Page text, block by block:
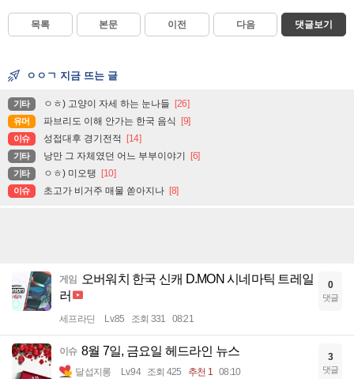
목록 본문 이전 다음 댓글보기
ㅇㅇㄱ 지금 뜨는 글
기타 ㅇㅎ) 고양이 자세 하는 눈나들 [26]
유머 파브리도 이해 안가는 한국 음식 [9]
이슈 성접대후 경기전적 [14]
기타 낭만 그 자체였던 어느 부부이야기 [6]
기타 ㅇㅎ) 미오탱 [10]
이슈 초고가 비거주 매물 쏟아지나 [8]
게임
오버워치 한국 신캐 D.MON 시네마틱 트레일
러
세프라딘 Lv.85 조회 331 08:21
0
댓글
이슈 8월 7일, 금요일 헤드라인 뉴스
달섭지롱 Lv.94 조회 425 추천 1 08:10
3
댓글